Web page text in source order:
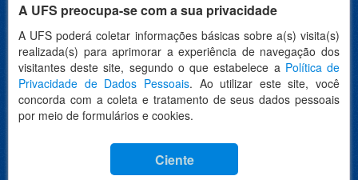
A UFS preocupa-se com a sua privacidade
A UFS poderá coletar informações básicas sobre a(s) visita(s)
realizada(s) para aprimorar a experiência de navegação dos
visitantes deste site, segundo o que estabelece a Política de
Privacidade de Dados Pessoais. Ao utilizar este site, você
concorda com a coleta e tratamento de seus dados pessoais
por meio de formulários e cookies.
Ciente
Desenvolvido por: